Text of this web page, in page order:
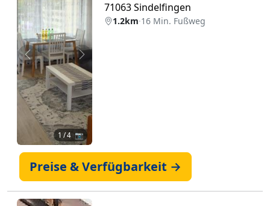
Zurück Weiter
1 / 4 📷
71063 Sindelfingen
1.2km·16 Min. Fußweg
Preise & Verfügbarkeit →